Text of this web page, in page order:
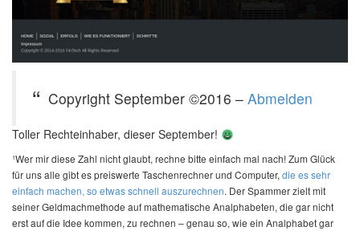
Copyright September ©2016 – Abmelden
Toller Rechteinhaber, dieser September!
¹Wer mir diese Zahl nicht glaubt, rechne bitte einfach mal nach! Zum Glück
für uns alle gibt es preiswerte Taschenrechner und Computer, die es sehr
einfach machen, so etwas schnell auszurechnen. Der Spammer zielt mit
seiner Geldmachmethode auf mathematische Analphabeten, die gar nicht
erst auf die Idee kommen, zu rechnen – genau so, wie ein Analphabet gar